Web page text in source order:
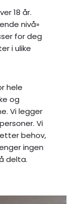
18 år.
nivå»
for deg
i ulike
hele
og
Vi legger
Vi
behov,
ingen
delta.